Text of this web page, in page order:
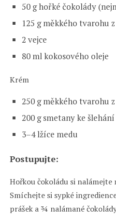
50 g hořké čokolády
125 g měkkého tvarohu
2 vejce
80 ml kokosového oleje
Krém
250 g měkkého tvarohu
200 g smetany ke šlehání
3–4 lžíce medu
Postupujte:
Hořkou čokoládu si nalámejte
Smíchejte si sypké
prášek a ¾ nalámané